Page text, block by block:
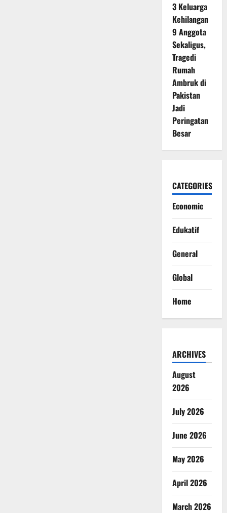
3 Keluarga
Kehilangan
9 Anggota
Sekaligus,
Tragedi
Rumah
Ambruk di
Pakistan
Jadi
Peringatan
Besar
CATEGORIES
Economic
Edukatif
General
Global
Home
ARCHIVES
August
2026
July 2026
June 2026
May 2026
April 2026
March 2026